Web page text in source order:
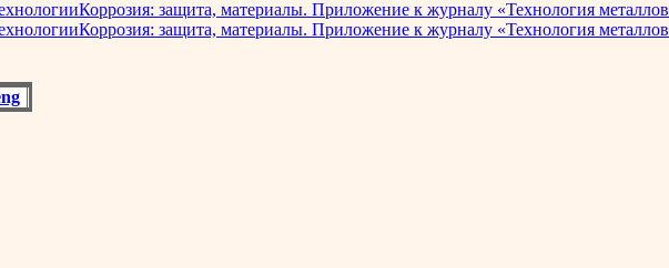
Коррозия: защита, материалы. Приложение к журналу «Технология
Коррозия: защита, материалы. Приложение к журналу «Технология